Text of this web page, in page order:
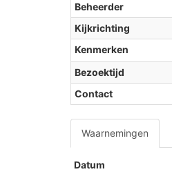
Beheerder
Kijkrichting
Kenmerken
Bezoektijd
Contact
Waarnemingen
Datum